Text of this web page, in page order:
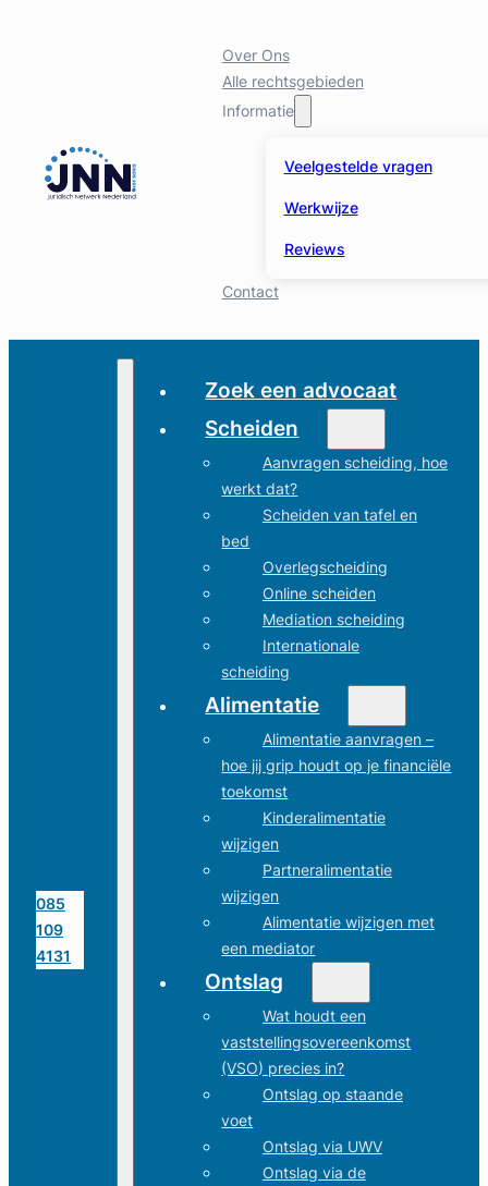
Over Ons
Alle rechtsgebieden
Informatie
Veelgestelde vragen
Werkwijze
Reviews
Contact
085
109
4131
Zoek een advocaat
Scheiden
Aanvragen scheiding, hoe
werkt dat?
Scheiden van tafel en
bed
Overlegscheiding
Online scheiden
Mediation scheiding
Internationale
scheiding
Alimentatie
Alimentatie aanvragen –
hoe jij grip houdt op je financiële
toekomst
Kinderalimentatie
wijzigen
Partneralimentatie
wijzigen
Alimentatie wijzigen met
een mediator
Ontslag
Wat houdt een
vaststellingsovereenkomst
(VSO) precies in?
Ontslag op staande
voet
Ontslag via UWV
Ontslag via de